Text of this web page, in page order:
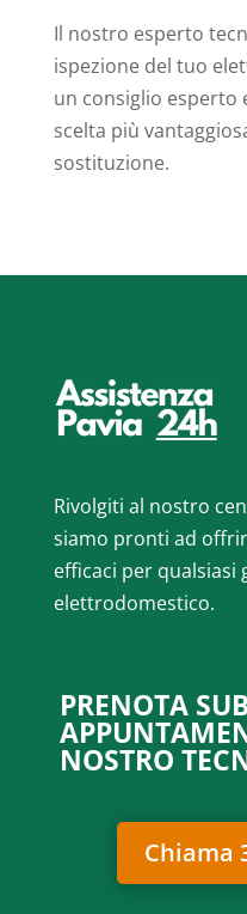
Il nostro esperto
ispezione del tuo
un consiglio esperto
scelta più
sostituzione.
Rivolgiti al nostro
siamo pronti ad
efficaci per qualsiasi
elettrodomestico.
PRENOTA
NOSTRO
Chiama